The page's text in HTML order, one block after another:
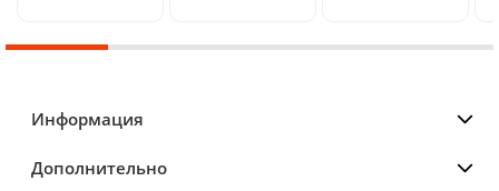
Информация
Дополнительно